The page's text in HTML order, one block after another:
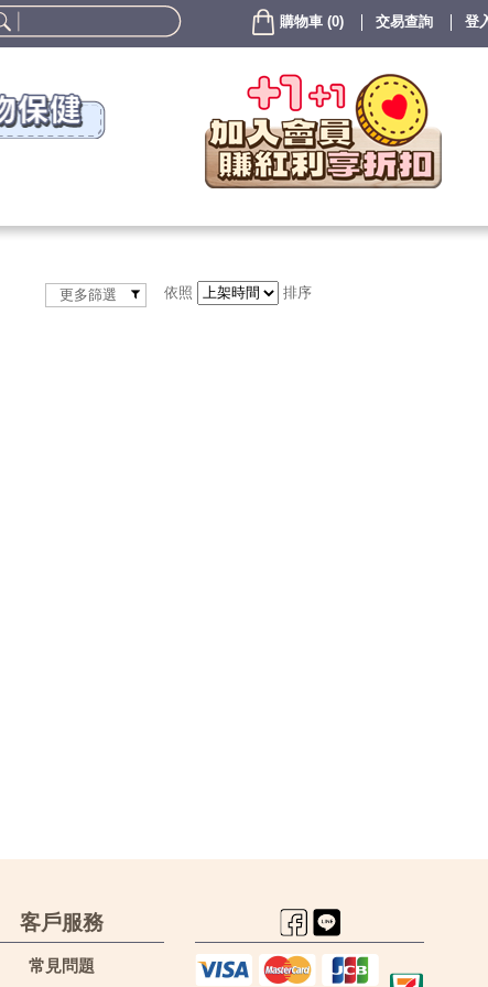
購物車 (0) 交易查詢 登
更多篩選 依照 排序
客戶服務
常見問題